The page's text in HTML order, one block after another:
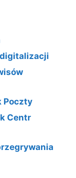
Poczty
Centr